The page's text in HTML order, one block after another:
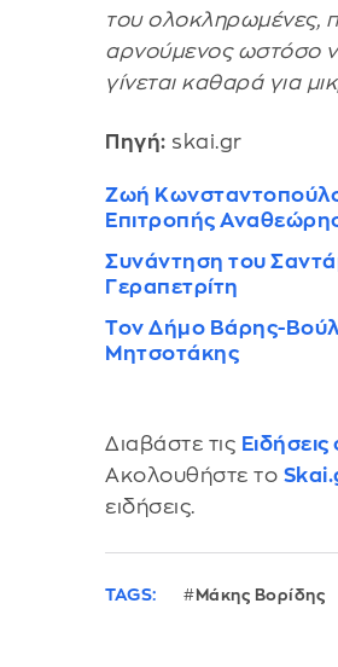
του ολοκληρωμένες,
αρνούμενος ωστόσο
γίνεται καθαρά για
Πηγή: skai.gr
Ζωή
Επιτροπής
Συνάντηση του
Γεραπετρίτη
Τον Δήμο Βάρης-
Μητσοτάκης
Διαβάστε τις
Ακολουθήστε το
ειδήσεις.
TAGS: Μάκης Βορίδης